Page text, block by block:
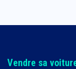
Vendre sa